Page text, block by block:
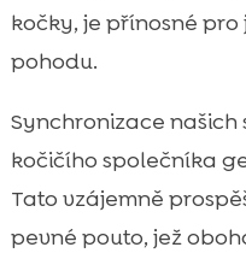
kočky, je přínosné
pohodu.
Synchronizace
kočičího společníka
Tato vzájemně
pevné pouto, jež